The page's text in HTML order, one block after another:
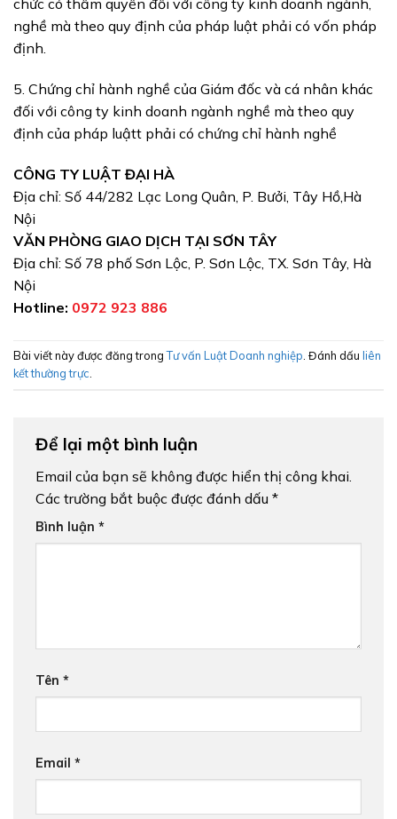
chức có thẩm quyền đối với công ty kinh doanh ngành,
nghề mà theo quy định của pháp luật phải có vốn pháp
định.
5. Chứng chỉ hành nghề của Giám đốc và cá nhân khác
đối với công ty kinh doanh ngành nghề mà theo quy
định của pháp luậtt phải có chứng chỉ hành nghề
CÔNG TY LUẬT ĐẠI HÀ
Địa chỉ: Số 44/282 Lạc Long Quân, P. Bưởi, Tây Hồ,Hà
Nội
VĂN PHÒNG GIAO DỊCH TẠI SƠN TÂY
Địa chỉ: Số 78 phố Sơn Lộc, P. Sơn Lộc, TX. Sơn Tây, Hà
Nội
Hotline: 0972 923 886
Bài viết này được đăng trongTư vấn Luật Doanh nghiệp . Đánh dấu liên
kết thường trực
Để lại một bình luận
Email của bạn sẽ không được hiển thị công khai.
Các trường bắt buộc được đánh dấu *
Bình luận *
Tên *
Email *